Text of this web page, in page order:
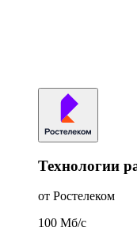
Технологии
от Ростелеком
100 Мб/c